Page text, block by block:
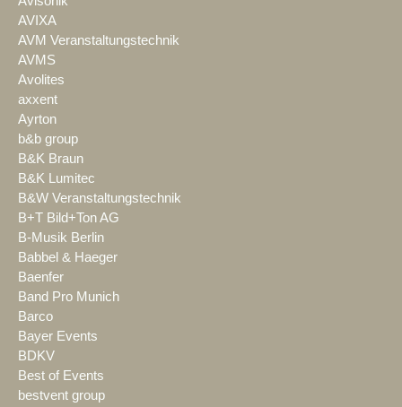
AVIXA
AVM Veranstaltungstechnik
AVMS
Avolites
axxent
Ayrton
b&b group
B&K Braun
B&K Lumitec
B&W Veranstaltungstechnik
B+T Bild+Ton AG
B-Musik Berlin
Babbel & Haeger
Baenfer
Band Pro Munich
Barco
Bayer Events
BDKV
Best of Events
bestvent group